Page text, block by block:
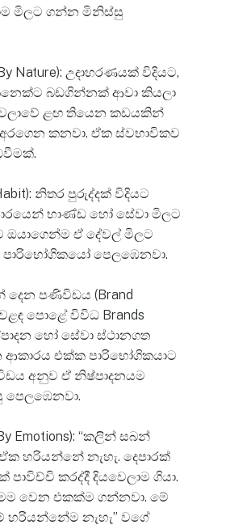
මිලට ගන්න මිනිස්සු
Nature): උදාහරණයක් විදියට,
බඩගින්නක් ආවා කියලා
ළඟ තියෙන කඩයකින්
කනවා. ඒක ස්වභාවිකව
නිතර පුරුද්දක් විදියට
භාණ්ඩ හෝ සේවා මිලට
ඔයාගෙන්ම ඒ දේවල් මිලට
පෙලඹෙනවා.
දෙන පණිවිඩය (Brand
පොළේ විවිධ Brands
හෝ සේවා ස්ථානගත
ආකාරය එක්ක පාරිභෝගිකයාට
අනුව ඒ නිෂ්පාදනයම
Emotions): “කලින් සබන්
හරියන්නේ නැහැ. දෙපාරක්
කරද්දී දියවෙලාම ගියා.
මම වෙන එකක්ම ගන්නවා. මේ
නැහැ” වගේ